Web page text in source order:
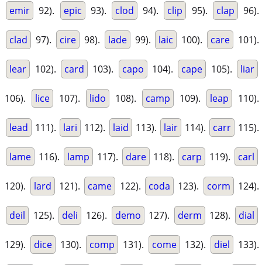
emir 92). epic 93). clod 94). clip 95). clap 96).
clad 97). cire 98). lade 99). laic 100). care 101).
lear 102). card 103). capo 104). cape 105). liar
106). lice 107). lido 108). camp 109). leap 110).
lead 111). lari 112). laid 113). lair 114). carr 115).
lame 116). lamp 117). dare 118). carp 119). carl
120). lard 121). came 122). coda 123). corm 124).
deil 125). deli 126). demo 127). derm 128). dial
129). dice 130). comp 131). come 132). diel 133).